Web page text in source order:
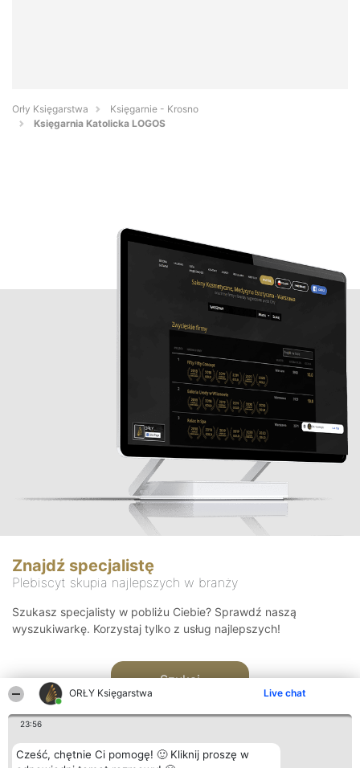
ORŁY Księgarstwa Live chat
23:56
Cześć, chętnie Ci pomogę! 🙂 Kliknij proszę w
Orły Księgarstwa
Księgarnie - Krosno
Księgarnia Katolicka LOGOS
Znajdź specjalistę
Plebiscyt skupia najlepszych w branży
Szukasz specjalisty w pobliżu Ciebie? Sprawdź naszą
wyszukiwarkę. Korzystaj tylko z usług najlepszych!
Szukaj